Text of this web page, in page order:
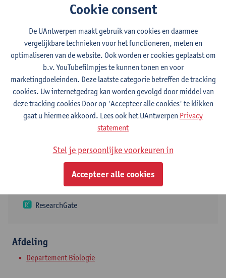
Contact
Campus Groenenborger
Toon e-mailadres
Groenenborgerlaan 171
ResearchGate
Afdeling
Departement Biologie
Cookie consent
De UAntwerpen maakt gebruik van cookies en daarmee
vergelijkbare technieken voor het functioneren, meten en
optimaliseren van de website. Ook worden er cookies geplaatst om
b.v. YouTubefilmpjes te kunnen tonen en voor
marketingdoeleinden. Deze laatste categorie betreffen de tracking
cookies. Uw internetgedrag kan worden gevolgd door middel van
deze tracking cookies Door op 'Accepteer alle cookies' te klikken
gaat u hiermee akkoord. Lees ook het UAntwerpen Privacy
statement
Stel je persoonlijke voorkeuren in
Accepteer alle cookies